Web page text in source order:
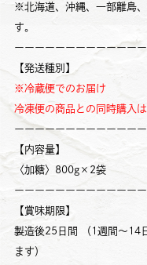
※北海道、沖縄、一部離島
す。
ーーーーーーーーーーーー
【発送種別】
※冷蔵便でのお届け
冷凍便の商品との同時購入
ーーーーーーーーーーーー
【内容量】
〈加糖〉800g×2袋
ーーーーーーーーーーーー
【賞味期限】
製造後25日間 （1週間～14
ます）